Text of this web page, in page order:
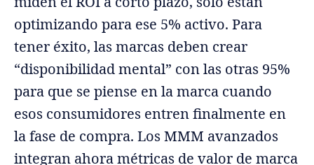
optimizando para ese 5% activo. Para
tener éxito, las marcas deben crear
“disponibilidad mental” con las otras 95%
para que se piense en la marca cuando
esos consumidores entren finalmente en
la fase de compra. Los MMM avanzados
integran ahora métricas de valor de marca